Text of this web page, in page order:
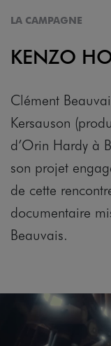
LA CAMPAGNE
KENZO
Clément
Kersauson
d’Orin Hardy à
son projet
de cette
documentaire
Beauvais.